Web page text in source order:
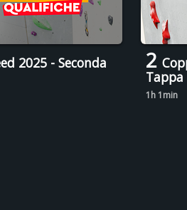
2025 - Seconda
2
1h 1min